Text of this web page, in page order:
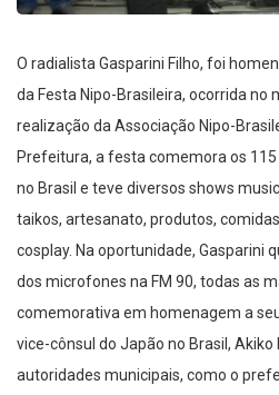
O radialista Gasparini Filho, foi
da Festa Nipo-Brasileira, ocorrida no
realização da Associação Nipo-
Prefeitura, a festa comemora os
no Brasil e teve diversos shows
taikos, artesanato, produtos,
cosplay. Na oportunidade, Gasparini
dos microfones na FM 90, todas as
comemorativa em homenagem a
vice-cônsul do Japão no Brasil, Akiko
autoridades municipais, como o